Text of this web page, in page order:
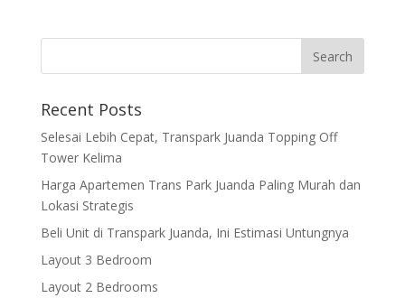
Recent Posts
Selesai Lebih Cepat, Transpark Juanda Topping Off
Tower Kelima
Harga Apartemen Trans Park Juanda Paling Murah dan
Lokasi Strategis
Beli Unit di Transpark Juanda, Ini Estimasi Untungnya
Layout 3 Bedroom
Layout 2 Bedrooms